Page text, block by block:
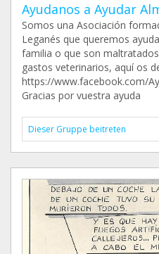
Ayudanos a Ayudar
Somos una Asociación
Leganés que queremos
familia o que son
gastos veterinarios, aquí os
https://www.facebook.com/
Gracias por vuestra ayuda
Dieser Gruppe beitreten